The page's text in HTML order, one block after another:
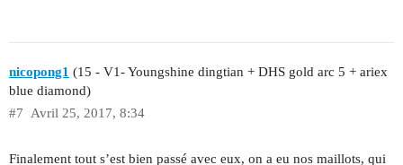
nicopong1 (15 - V1- Youngshine dingtian + DHS gold arc 5 + ariex
blue diamond)
Avril 25, 2017, 8:34
#7
Finalement tout s’est bien passé avec eux, on a eu nos maillots, qui